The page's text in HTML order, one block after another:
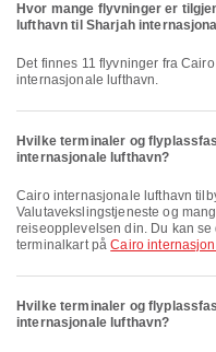
Hvor mange flyvninger er
lufthavn til Sharjah
Det finnes 11 flyvninger fra Cairo internasjonale lufthavn til Sharjah
internasjonale lufthavn.
Hvilke terminaler og
internasjonale lufthavn?
Cairo internasjonale lufthavn tilbyr Rullestol, Banktjeneste/minibank,
Valutavekslingstjeneste og
reiseopplevelsen din. Du kan
terminalkart påCairo
Hvilke terminaler og
internasjonale lufthavn?